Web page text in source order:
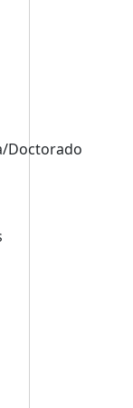
Doctorado